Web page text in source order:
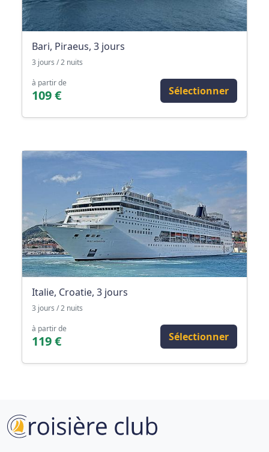
Bari, Piraeus, 3 jours
3 jours / 2 nuits
à partir de
109 € Sélectionner
Italie, Croatie, 3 jours
3 jours / 2 nuits
à partir de
119 € Sélectionner